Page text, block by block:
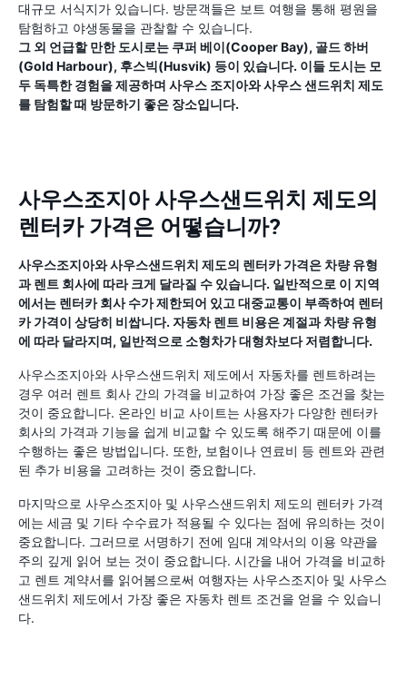
대규모 서식지가 있습니다. 방문객들은 보트 여행을 통해 평원을
탐험하고 야생동물을 관찰할 수 있습니다.
그 외 언급할 만한 도시로는 쿠퍼 베이(Cooper Bay), 골드 하버
(Gold Harbour), 후스빅(Husvik) 등이 있습니다. 이들 도시는 모
두 독특한 경험을 제공하며 사우스 조지아와 사우스 샌드위치 제도
를 탐험할 때 방문하기 좋은 장소입니다.
사우스조지아 사우스샌드위치 제도의
렌터카 가격은 어떻습니까?
사우스조지아와 사우스샌드위치 제도의 렌터카 가격은 차량 유형
과 렌트 회사에 따라 크게 달라질 수 있습니다. 일반적으로 이 지역
에서는 렌터카 회사 수가 제한되어 있고 대중교통이 부족하여 렌터
카 가격이 상당히 비쌉니다. 자동차 렌트 비용은 계절과 차량 유형
에 따라 달라지며, 일반적으로 소형차가 대형차보다 저렴합니다.
사우스조지아와 사우스샌드위치 제도에서 자동차를 렌트하려는
경우 여러 렌트 회사 간의 가격을 비교하여 가장 좋은 조건을 찾는
것이 중요합니다. 온라인 비교 사이트는 사용자가 다양한 렌터카
회사의 가격과 기능을 쉽게 비교할 수 있도록 해주기 때문에 이를
수행하는 좋은 방법입니다. 또한, 보험이나 연료비 등 렌트와 관련
된 추가 비용을 고려하는 것이 중요합니다.
마지막으로 사우스조지아 및 사우스샌드위치 제도의 렌터카 가격
에는 세금 및 기타 수수료가 적용될 수 있다는 점에 유의하는 것이
중요합니다. 그러므로 서명하기 전에 임대 계약서의 이용 약관을
주의 깊게 읽어 보는 것이 중요합니다. 시간을 내어 가격을 비교하
고 렌트 계약서를 읽어봄으로써 여행자는 사우스조지아 및 사우스
샌드위치 제도에서 가장 좋은 자동차 렌트 조건을 얻을 수 있습니
다.